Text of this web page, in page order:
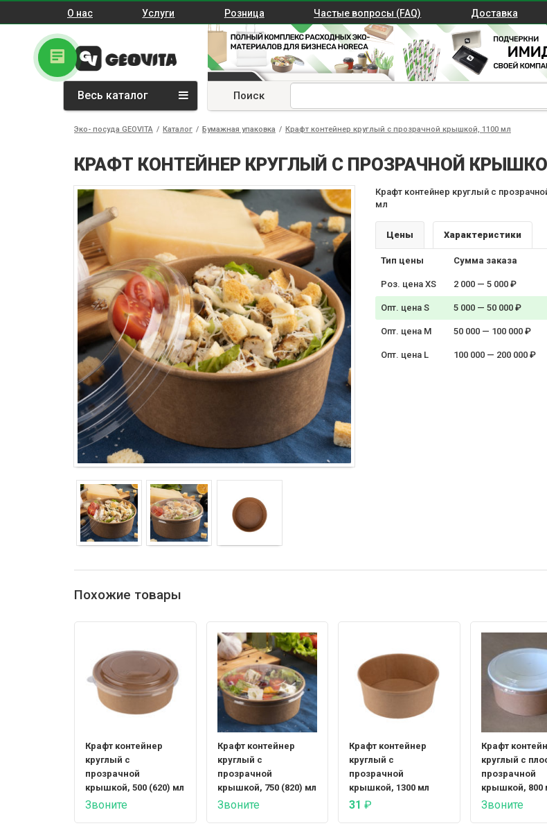
О нас Услуги Розница Частые вопросы (FAQ) Доставка
Весь каталог Поиск
Эко- посуда GEOVITA / Каталог / Бумажная упаковка / Крафт контейнер круглый с прозрачной крышкой, 1100 мл
КРАФТ КОНТЕЙНЕР КРУГЛЫЙ С ПРОЗРАЧНОЙ
Крафт контейнер круглый с
мл
Цены Характеристики
Тип цены Сумма заказа
Роз. цена XS 2 000 — 5 000 ₽
Опт. цена S 5 000 — 50 000 ₽
Опт. цена M 50 000 — 100 000 ₽
Опт. цена L 100 000 — 200 000 ₽
Похожие товары
Крафт контейнер
круглый с
прозрачной
крышкой, 500 (620) мл
Звоните
Крафт контейнер
круглый с
прозрачной
крышкой, 750 (820) мл
Звоните
Крафт контейнер
круглый с
прозрачной
крышкой, 1300 мл
31₽
Крафт
круглый с
прозрачной
крышкой, 800
Звоните